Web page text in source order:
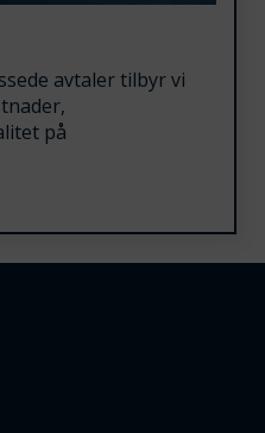
avtaler tilbyr vi
på